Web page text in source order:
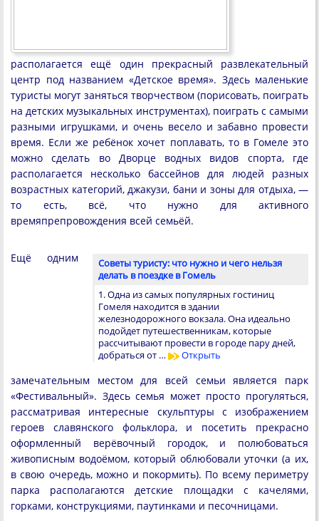
располагается ещё один прекрасный развлекательный
центр под названием «Детское время». Здесь маленькие
туристы могут заняться творчеством (порисовать, поиграть
на детских музыкальных инструментах), поиграть с самыми
разными игрушками, и очень весело и забавно провести
время. Если же ребёнок хочет поплавать, то в Гомеле это
можно сделать во Дворце водных видов спорта, где
располагается несколько бассейнов для людей разных
возрастных категорий, джакузи, бани и зоны для отдыха, —
то есть, всё, что нужно для активного
времяпрепровождения всей семьёй.
Советы туристу: что нужно и чего нельзя
делать в поездке в Гомель
1. Одна из самых популярных гостиниц
Гомеля находится в здании
железнодорожного вокзала. Она идеально
подойдет путешественникам, которые
рассчитывают провести в городе пару дней,
добраться от …
Открыть
Ещё одним
замечательным местом для всей семьи является парк
«Фестивальный». Здесь семья может просто прогуляться,
рассматривая интересные скульптуры с изображением
героев славянского фольклора, и посетить прекрасно
оформленный верёвочный городок, и полюбоваться
живописным водоёмом, который облюбовали уточки (а их,
в свою очередь, можно и покормить). По всему периметру
парка располагаются детские площадки с качелями,
горками, конструкциями, паутинками и песочницами.